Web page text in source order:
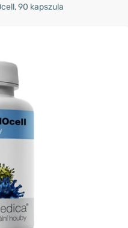
90 kapszula